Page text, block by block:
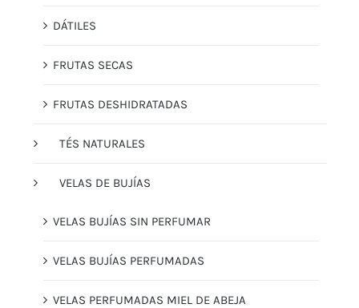
DÁTILES
FRUTAS SECAS
FRUTAS DESHIDRATADAS
TÉS NATURALES
VELAS DE BUJÍAS
VELAS BUJÍAS SIN PERFUMAR
VELAS BUJÍAS PERFUMADAS
VELAS PERFUMADAS MIEL DE ABEJA